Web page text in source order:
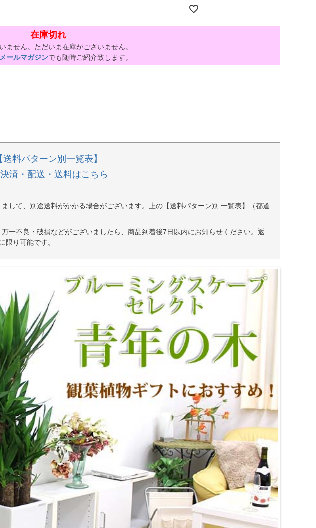
—
在庫切れ
ません。ただいま在庫がございません。
メールマガジンでも随時ご紹介致します。
【送料パターン別一覧表】
済・配送・送料はこちら
して、別途送料がかかる場合がございます。上の【送料パターン別 一覧表】（都道
一不良・破損などがございましたら、商品到着後7日以内にお知らせください。返
限り可能です。